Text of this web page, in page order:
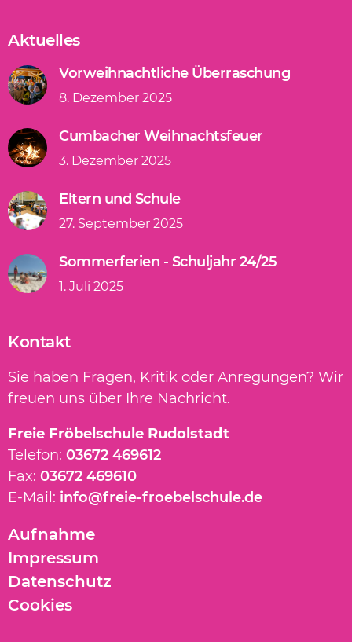
Aktuelles
Vorweihnachtliche Überraschung
8. Dezember 2025
Cumbacher Weihnachtsfeuer
3. Dezember 2025
Eltern und Schule
27. September 2025
Sommerferien - Schuljahr 24/25
1. Juli 2025
Kontakt
Sie haben Fragen, Kritik oder Anregungen? Wir
freuen uns über Ihre Nachricht.
Freie Fröbelschule Rudolstadt
Telefon: 03672 469612
Fax: 03672 469610
E-Mail: info@freie-froebelschule.de
Navigation
überspringen
Aufnahme
Impressum
Datenschutz
Cookies